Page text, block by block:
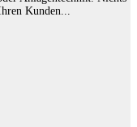
Kunden...